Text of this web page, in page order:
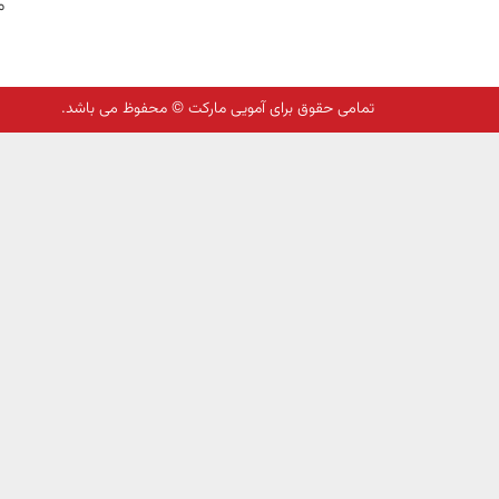
تمامی حقوق برای آمویی مارکت © محفوظ می باشد.